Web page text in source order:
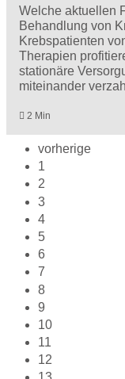
Welche aktuellen
Behandlung von
Krebspatienten
Therapien
stationäre
miteinander
2 Min
vorherige
1
2
3
4
5
6
7
8
9
10
11
12